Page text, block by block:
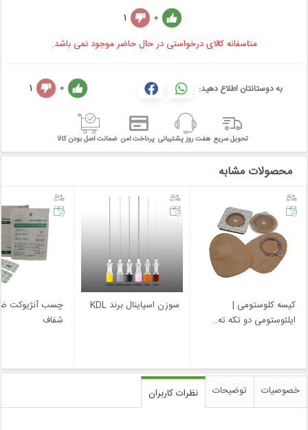
0
1
متاسفانه کالای درخواستی در حال حاضر موجود نمی باشد.
به دوستانتان اطلاع دهید: 0
1
تحویل سریع هفت روز پشتیبانی پرداخت امن ضمانت اصل بودن کالا
محصولات مشابه
کیسه کلوستومی |
ایلئوستومی دو تکه ته…
سوزن اسپاینال برند KDL
چسب آنژیوکت
شفاف
خصوصیات توضیحات نظرات کاربران